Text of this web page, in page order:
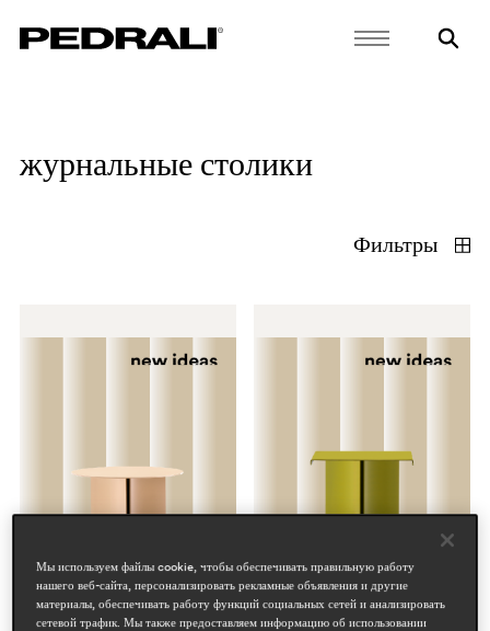
журнальные столики
Фильтры
Polypropylene and
АЛЮМИНИЙ
очистить фильтр подтвердить
estratto
ettd round
estratto
ett square
Мы используем файлы cookie, чтобы обеспечивать правильную работу
нашего веб-сайта, персонализировать рекламные объявления и другие
материалы, обеспечивать работу функций социальных сетей и анализировать
сетевой трафик. Мы также предоставляем информацию об использовании